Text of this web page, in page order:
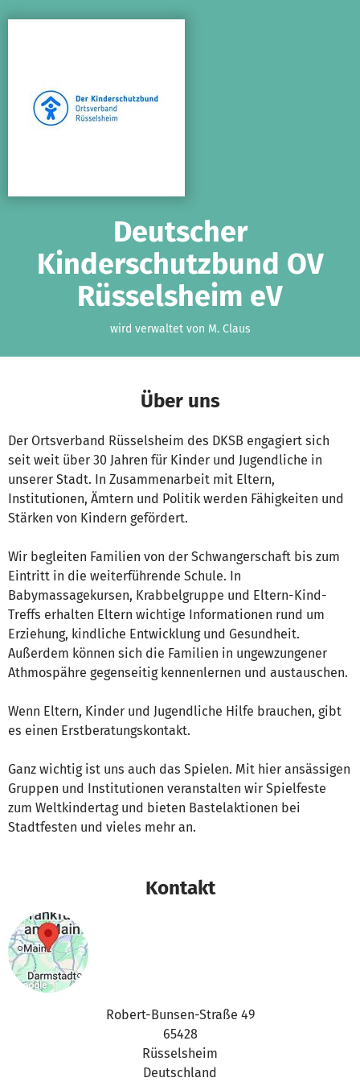
Deutscher
Kinderschutzbund OV
Rüsselsheim eV
wird verwaltet von M. Claus
Über uns
Der Ortsverband Rüsselsheim des DKSB engagiert sich
seit weit über 30 Jahren für Kinder und Jugendliche in
unserer Stadt. In Zusammenarbeit mit Eltern,
Institutionen, Ämtern und Politik werden Fähigkeiten und
Stärken von Kindern gefördert.
Wir begleiten Familien von der Schwangerschaft bis zum
Eintritt in die weiterführende Schule. In
Babymassagekursen, Krabbelgruppe und Eltern-Kind-
Treffs erhalten Eltern wichtige Informationen rund um
Erziehung, kindliche Entwicklung und Gesundheit.
Außerdem können sich die Familien in ungewzungener
Athmospähre gegenseitig kennenlernen und austauschen.
Wenn Eltern, Kinder und Jugendliche Hilfe brauchen, gibt
es einen Erstberatungskontakt.
Ganz wichtig ist uns auch das Spielen. Mit hier ansässigen
Gruppen und Institutionen veranstalten wir Spielfeste
zum Weltkindertag und bieten Bastelaktionen bei
Stadtfesten und vieles mehr an.
Kontakt
Robert-Bunsen-Straße 49
65428
Rüsselsheim
Deutschland